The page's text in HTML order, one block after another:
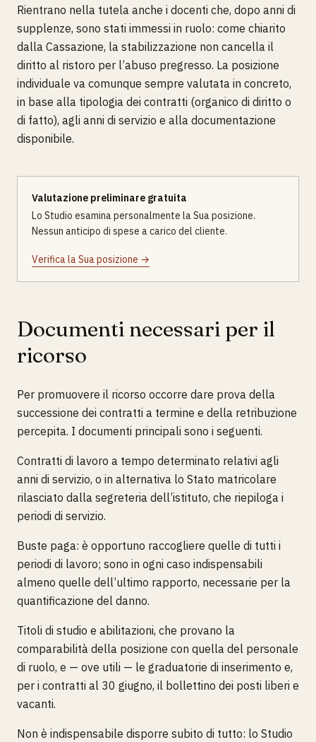
Rientrano nella tutela anche i docenti che, dopo anni di
supplenze, sono stati immessi in ruolo: come chiarito
dalla Cassazione, la stabilizzazione non cancella il
diritto al ristoro per l’abuso pregresso. La posizione
individuale va comunque sempre valutata in concreto,
in base alla tipologia dei contratti (organico di diritto o
di fatto), agli anni di servizio e alla documentazione
disponibile.
Valutazione preliminare gratuita
Lo Studio esamina personalmente la Sua posizione.
Nessun anticipo di spese a carico del cliente.
Verifica la Sua posizione →
Documenti necessari per il
ricorso
Per promuovere il ricorso occorre dare prova della
successione dei contratti a termine e della retribuzione
percepita. I documenti principali sono i seguenti.
Contratti di lavoro a tempo determinato relativi agli
anni di servizio, o in alternativa lo Stato matricolare
rilasciato dalla segreteria dell’istituto, che riepiloga i
periodi di servizio.
Buste paga: è opportuno raccogliere quelle di tutti i
periodi di lavoro; sono in ogni caso indispensabili
almeno quelle dell’ultimo rapporto, necessarie per la
quantificazione del danno.
Titoli di studio e abilitazioni, che provano la
comparabilità della posizione con quella del personale
di ruolo, e — ove utili — le graduatorie di inserimento e,
per i contratti al 30 giugno, il bollettino dei posti liberi e
vacanti.
Non è indispensabile disporre subito di tutto: lo Studio